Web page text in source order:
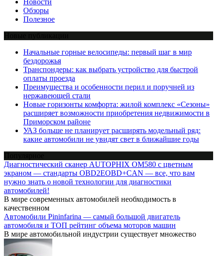
Обзоры
Полезное
Начальные горные велосипеды: первый шаг в мир
бездорожья
Транспондеры: как выбрать устройство для быстрой
оплаты проезда
Преимущества и особенности перил и поручней из
нержавеющей стали
Новые горизонты комфорта: жилой комплекс «Сезоны»
расширяет возможности приобретения недвижимости в
Приморском районе
УАЗ больше не планирует расширять модельный ряд:
какие автомобили не увидят свет в ближайшие годы
Диагностический сканер AUTOPHIX OM580 с цветным
экраном — стандарты OBD2EOBD+CAN — все, что вам
нужно знать о новой технологии для диагностики
автомобилей!
В мире современных автомобилей необходимость в
качественном
Автомобили Pininfarina — самый большой двигатель
автомобиля и ТОП рейтинг объема моторов машин
В мире автомобильной индустрии существует множество